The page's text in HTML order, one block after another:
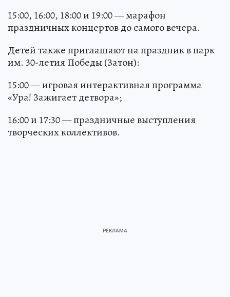
15:00, 16:00, 18:00 и 19:00 — марафон
праздничных концертов до самого вечера.
Детей также приглашают на праздник в парк
им. 30-летия Победы (Затон):
15:00 — игровая интерактивная программа
«Ура! Зажигает детвора»;
16:00 и 17:30 — праздничные выступления
творческих коллективов.